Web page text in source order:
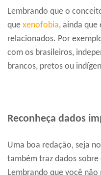
Lembrando que o
que xenofobia, ainda que
relacionados. Por
com os brasileiros,
brancos, pretos ou
Reconheça dados
Uma boa redação, seja
também traz dados
Lembrando que você